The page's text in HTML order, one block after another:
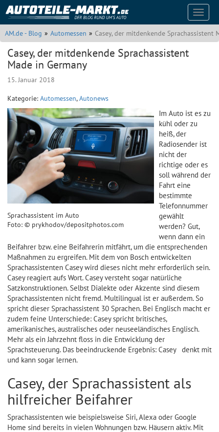
AM.de - Blog Automessen Casey, der mitdenkende Sprachassistent
Casey, der mitdenkende Sprachassistent
Made in Germany
15. Januar 2018
Kategorie: Automessen,Autonews
Sprachassistent im Auto
Foto: © prykhodov/depositphotos.com
Im Auto ist es zu
kühl oder zu
heiß, der
Radiosender ist
nicht der
richtige oder es
soll während der
Fahrt eine
bestimmte
Telefonnummer
gewählt
werden? Gut,
wenn dann ein
Beifahrer bzw. eine Beifahrerin mitfährt, um die entsprechenden
Maßnahmen zu ergreifen. Mit dem von Bosch entwickelten
Sprachassistenten Casey wird dieses nicht mehr erforderlich sein.
Casey reagiert aufs Wort. Casey versteht sogar natürliche
Satzkonstruktionen. Selbst Dialekte oder Akzente sind diesem
Sprachassistenten nicht fremd. Multilingual ist er außerdem. So
spricht dieser Sprachassistent 30 Sprachen. Bei Englisch macht er
zudem feine Unterschiede: Casey spricht britisches,
amerikanisches, australisches oder neuseeländisches Englisch.
Mehr als ein Jahrzehnt floss in die Entwicklung der
Sprachsteuerung. Das beeindruckende Ergebnis: Casey denkt mit
und kann sogar lernen.
Casey, der Sprachassistent als
hilfreicher Beifahrer
Sprachassistenten wie beispielsweise Siri, Alexa oder Google
Home sind bereits in vielen Wohnungen bzw. Häusern aktiv. Mit